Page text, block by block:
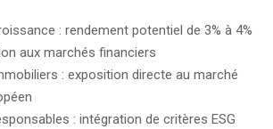
: rendement potentiel de 3% à 4%
aux marchés financiers
: exposition directe au marché
: intégration de critères ESG